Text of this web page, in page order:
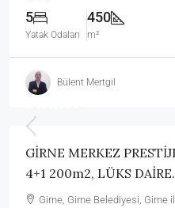
5
Yatak Odaları
450
m²
Bülent Mertgil
GİRNE MERKEZ
4+1 200m2, LÜKS
Girne, Girne Belediyesi, Girne